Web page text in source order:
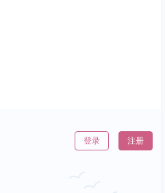
登录 注册